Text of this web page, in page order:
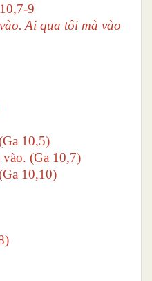
9
Ai qua tôi mà vào
10,5)
vào. (Ga 10,7)
10,10)